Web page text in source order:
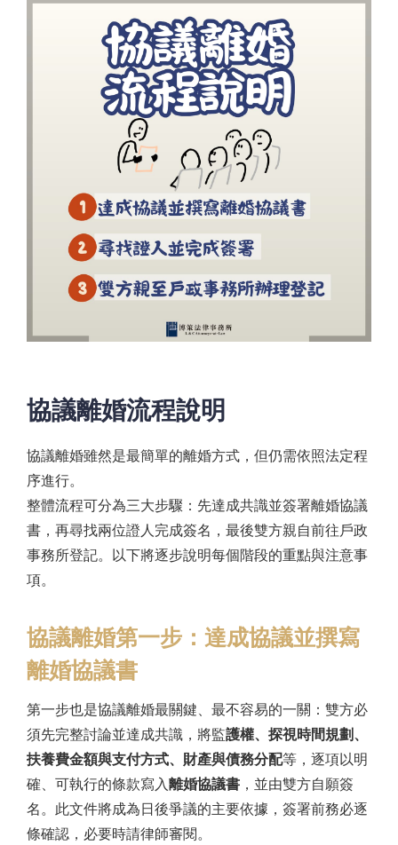
協議離婚流程說明
協議離婚雖然是最簡單的離婚方式，但仍需依照法定程
序進行。
整體流程可分為三大步驟：先達成共識並簽署離婚協議
書，再尋找兩位證人完成簽名，最後雙方親自前往戶政
事務所登記。以下將逐步說明每個階段的重點與注意事
項。
協議離婚第一步：達成協議並撰寫
離婚協議書
第一步也是協議離婚最關鍵、最不容易的一關：雙方必
須先完整討論並達成共識，將監護權、探視時間規劃、
扶養費金額與支付方式、財產與債務分配等，逐項以明
確、可執行的條款寫入離婚協議書 ，並由雙方自願簽
名。此文件將成為日後爭議的主要依據，簽署前務必逐
條確認，必要時請律師審閱。